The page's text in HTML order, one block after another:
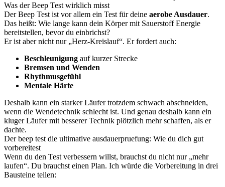
Was der Beep Test wirklich misst
Der Beep Test ist vor allem ein Test für deine aerobe Ausdauer.
Das heißt: Wie lange kann dein Körper mit Sauerstoff Energie
bereitstellen, bevor du einbrichst?
Er ist aber nicht nur „Herz-Kreislauf“. Er fordert auch:
Beschleunigung auf kurzer Strecke
Bremsen und Wenden
Rhythmusgefühl
Mentale Härte
Deshalb kann ein starker Läufer trotzdem schwach abschneiden,
wenn die Wendetechnik schlecht ist. Und genau deshalb kann ein
kluger Läufer mit besserer Technik plötzlich mehr schaffen, als er
dachte.
Der beep test die ultimative ausdauerpruefung: Wie du dich gut
vorbereitest
Wenn du den Test verbessern willst, brauchst du nicht nur „mehr
laufen“. Du brauchst einen Plan. Ich würde die Vorbereitung in drei
Bausteine teilen: